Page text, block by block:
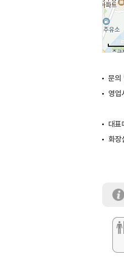
문의
영업
대표
화장